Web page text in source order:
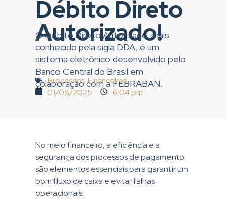
Débito Direto
Autorizado!
O Débito Direto Autorizado, mais
conhecido pela sigla DDA, é um
sistema eletrônico desenvolvido pelo
Banco Central do Brasil em
colaboração com a FEBRABAN.
Processos Financeiros
01/08/2025
6:04 pm
No meio financeiro, a eficiência e a
segurança dos processos de pagamento
são elementos essenciais para garantir um
bom fluxo de caixa e evitar falhas
operacionais.